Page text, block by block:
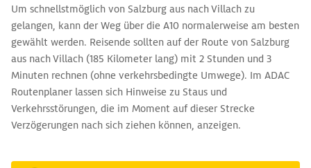
Um schnellstmöglich von Salzburg aus nach Villach zu
gelangen, kann der Weg über die A10 normalerweise am besten
gewählt werden. Reisende sollten auf der Route von Salzburg
aus nach Villach (185 Kilometer lang) mit 2 Stunden und 3
Minuten rechnen (ohne verkehrsbedingte Umwege). Im ADAC
Routenplaner lassen sich Hinweise zu Staus und
Verkehrsstörungen, die im Moment auf dieser Strecke
Verzögerungen nach sich ziehen können, anzeigen.